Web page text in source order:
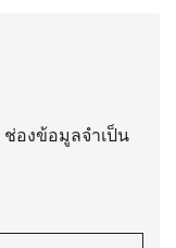
ช่องข้อมูลจำเป็น